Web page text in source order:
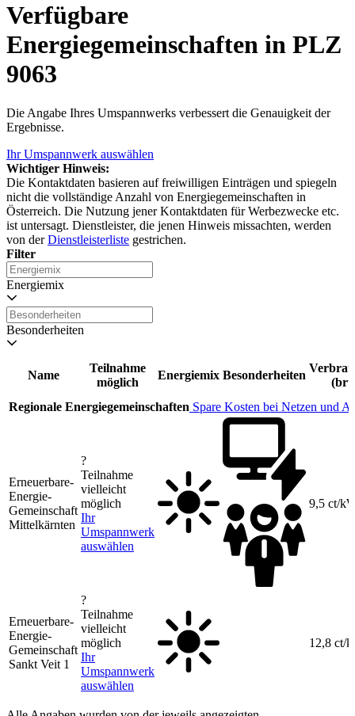
Verfügbare
Energiegemeinschaften in PLZ
9063
Die Angabe Ihres Umspannwerks verbessert die Genauigkeit der
Ergebnisse.
Ihr Umspannwerk auswählen
Wichtiger Hinweis:
Die Kontaktdaten basieren auf freiwilligen Einträgen und spiegeln
nicht die vollständige Anzahl von Energiegemeinschaften in
Österreich. Die Nutzung jener Kontaktdaten für Werbezwecke etc.
ist untersagt. Dienstleister, die jenen Hinweis missachten, werden
von derDienstleisterliste gestrichen.
Filter
Energiemix
Besonderheiten
Name
Teilnahme
möglich
Energiemix Besonderheiten
Regionale Energiegemeinschaften Spare Kosten bei Netzen und
Erneuerbare-
Energie-
Gemeinschaft
Mittelkärnten
?
Teilnahme
vielleicht
möglich
Ihr
Umspannwerk
auswählen
9,5 ct/
Erneuerbare-
Energie-
Gemeinschaft
Sankt Veit 1
?
Teilnahme
vielleicht
möglich
Ihr
Umspannwerk
auswählen
12,8 ct/